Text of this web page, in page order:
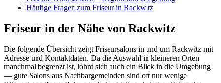
Häufige Fragen zum Friseur in Rackwitz
Friseur in der Nähe von Rackwitz
Die folgende Übersicht zeigt Friseursalons in und um Rackwitz mit
Adresse und Kontaktdaten. Da die Auswahl in kleineren Orten
manchmal begrenzt ist, lohnt sich auch ein Blick in die Umgebung
— gute Salons aus Nachbargemeinden sind oft nur wenige